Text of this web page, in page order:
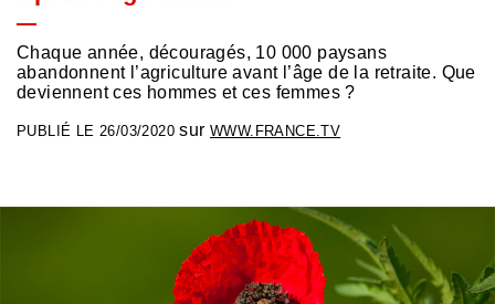
Chaque année, découragés, 10 000 paysans
abandonnent l’agriculture avant l’âge de la retraite. Que
deviennent ces hommes et ces femmes ?
PUBLIÉ LE 26/03/2020surWWW.FRANCE.TV